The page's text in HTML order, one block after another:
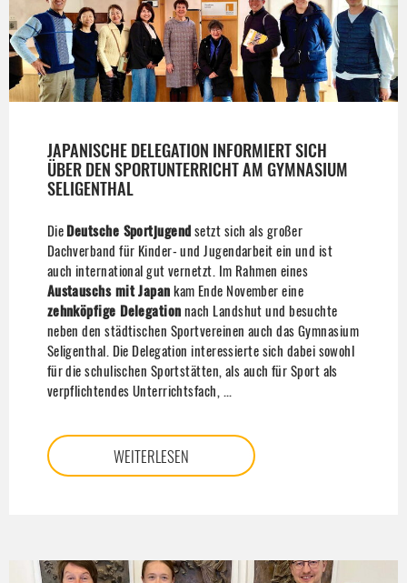
JAPANISCHE DELEGATION INFORMIERT SICH
ÜBER DEN SPORTUNTERRICHT AM GYMNASIUM
SELIGENTHAL
DieDeutsche Sportjugendsetzt sich als großer
Dachverband für Kinder- und Jugendarbeit ein und ist
auch international gut vernetzt. Im Rahmen eines
Austauschs mit Japankam Ende November eine
zehnköpfige Delegationnach Landshut und besuchte
neben den städtischen Sportvereinen auch das Gymnasium
Seligenthal. Die Delegation interessierte sich dabei sowohl
für die schulischen Sportstätten, als auch für Sport als
verpflichtendes Unterrichtsfach, ...
WEITERLESEN